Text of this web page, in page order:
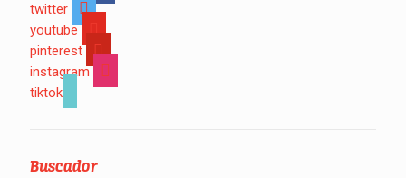
twitter
youtube
pinterest
instagram
tiktok
Buscador